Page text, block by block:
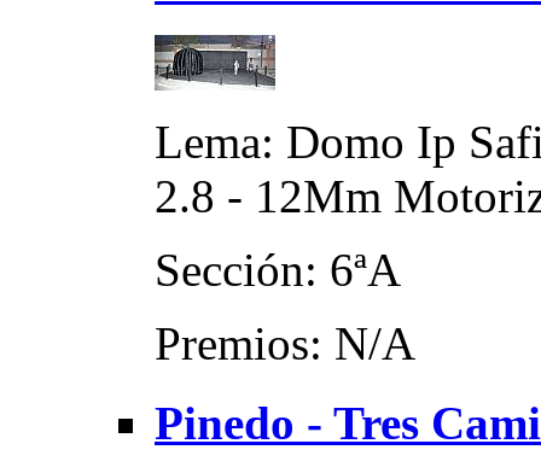
Lema: Domo Ip
2.8 - 12Mm
Sección: 6ªA
Premios: N/A
Pinedo - Tres